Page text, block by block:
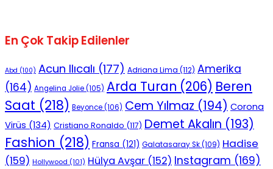
En Çok Takip Edilenler
Abd (100) Acun Ilıcalı (177) Adriana Lima (112) Amerika
(164) Angelina Jolie(105) Arda Turan (206) Beren
Saat (218) Beyonce(106) Cem Yılmaz (194) Corona
Virüs (134) Cristiano Ronaldo (117) Demet Akalın (193)
Fashion (218) Fransa (121) Galatasaray Sk(109) Hadise
(159) Hollywood (101) Hülya Avşar (152) Instagram (169)